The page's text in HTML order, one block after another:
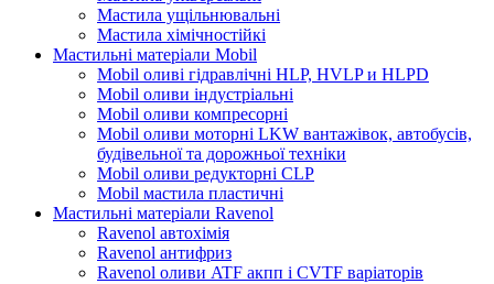
Мастила ущільнювальні
Мастила хімічностійкі
Мастильні матеріали Mobil
Mobil оливі гідравлічні HLP, HVLP и HLPD
Mobil оливи індустріальні
Mobil оливи компресорні
Mobil оливи моторні LKW вантажівок, автобусів,
будівельної та дорожньої техніки
Mobil оливи редукторні CLP
Mobil мастила пластичні
Мастильні матеріали Ravenol
Ravenol автохімія
Ravenol антифриз
Ravenol оливи ATF акпп і CVTF варіаторів